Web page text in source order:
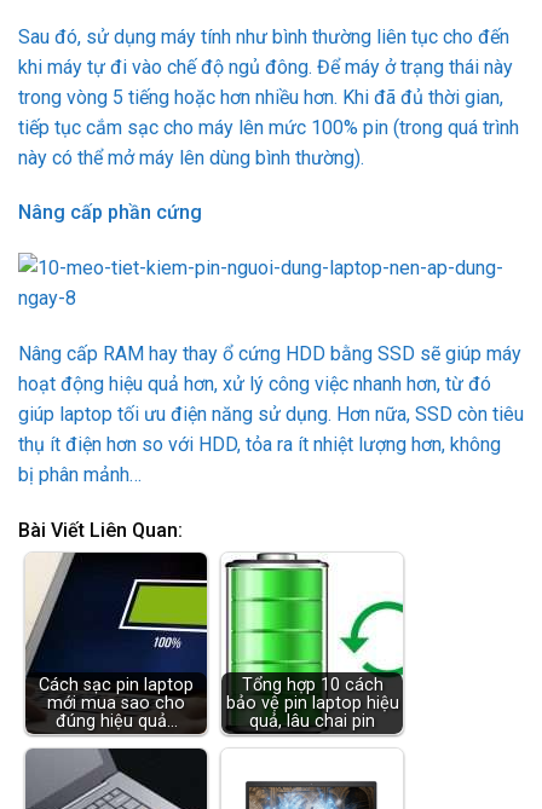
Sau đó, sử dụng máy tính như bình thường liên tục cho đến
khi máy tự đi vào chế độ ngủ đông. Để máy ở trạng thái này
trong vòng 5 tiếng hoặc hơn nhiều hơn. Khi đã đủ thời gian,
tiếp tục cắm sạc cho máy lên mức 100% pin (trong quá trình
này có thể mở máy lên dùng bình thường).
Nâng cấp phần cứng
Nâng cấp RAM hay thay ổ cứng HDD bằng SSD sẽ giúp máy
hoạt động hiệu quả hơn, xử lý công việc nhanh hơn, từ đó
giúp laptop tối ưu điện năng sử dụng. Hơn nữa, SSD còn tiêu
thụ ít điện hơn so với HDD, tỏa ra ít nhiệt lượng hơn, không
bị phân mảnh…
Bài Viết Liên Quan:
Cách sạc pin laptop
mới mua sao cho
đúng hiệu quả…
Tổng hợp 10 cách
bảo vệ pin laptop hiệu
quả, lâu chai pin